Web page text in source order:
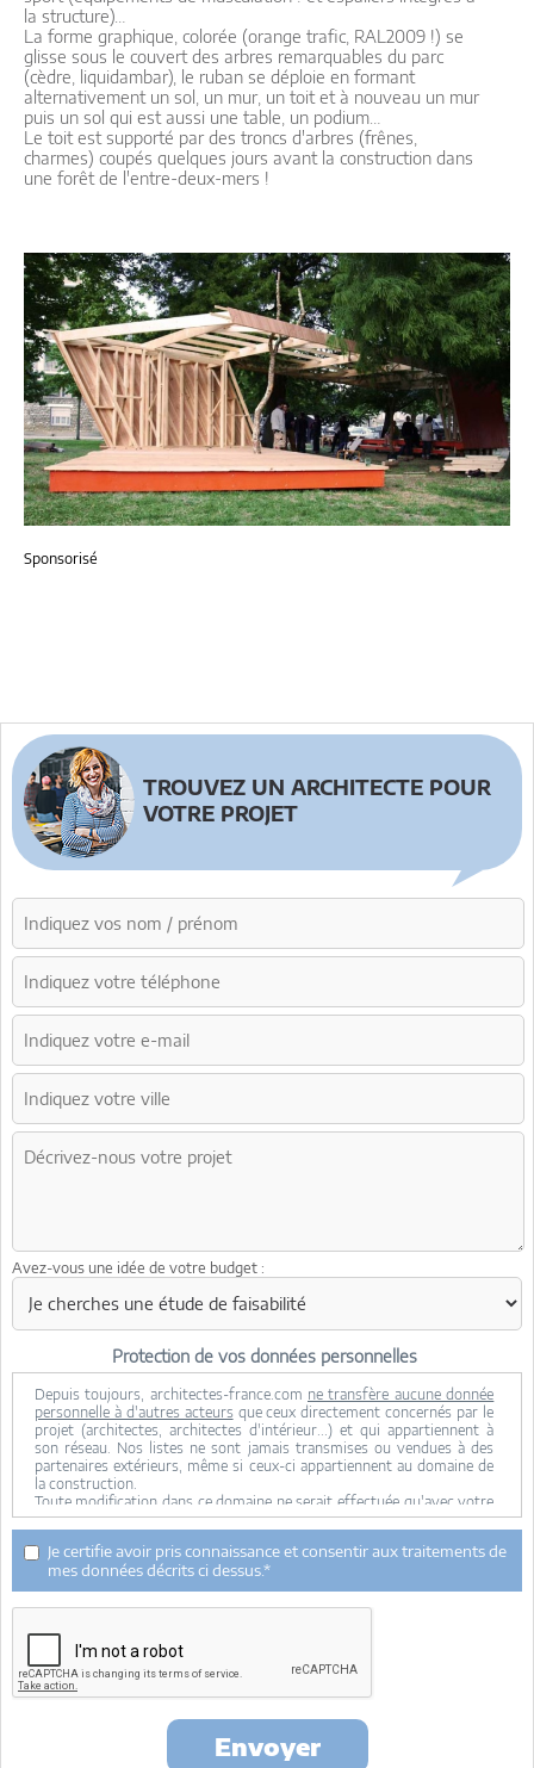
la structure)…
La forme graphique, colorée (orange trafic, RAL2009 !) se
glisse sous le couvert des arbres remarquables du parc
(cèdre, liquidambar), le ruban se déploie en formant
alternativement un sol, un mur, un toit et à nouveau un mur
puis un sol qui est aussi une table, un podium…
Le toit est supporté par des troncs d'arbres (frênes,
charmes) coupés quelques jours avant la construction dans
une forêt de l'entre-deux-mers !
Sponsorisé
TROUVEZ UN ARCHITECTE POUR
VOTRE PROJET
Avez-vous une idée de votre budget :
Protection de vos données personnelles
Depuis toujours, architectes-france.com ne transfère aucune donnée
personnelle à d'autres acteurs que ceux directement concernés par le
projet (architectes, architectes d'intérieur...) et qui appartiennent à
son réseau. Nos listes ne sont jamais transmises ou vendues à des
partenaires extérieurs, même si ceux-ci appartiennent au domaine de
la construction.
Toute modification dans ce domaine ne serait effectuée qu'avec votre
consentement.
Je consens à ce que mes données personnelles soient collectées pour
permettre à architectes-france de transférer votre projet aux
architectes. Seul Architectes-france, ses équipes internes et la
maitrise d'oeuvre concernée par le projet y ont accès. Aucune
transmission de données à des tiers à l'exclusion de ceux décrits ci
dessus n'est réalisée.
Mes données téléphoniques seront uniquement utilisées par
Architectes-france.com et les architectes de notre réseau dans le
cadre de la qualification et du suivi de mon projet.
Les données sont conservées pendant une durée de 18 mois courant à
partir des derniers contacts effectifs entre architectes-france et vous
ou architectes-france et un membre de la maitrise d'oeuvre en
Je certifie avoir pris connaissance et consentir aux traitements de
mes données décrits ci dessus.*
Envoyer